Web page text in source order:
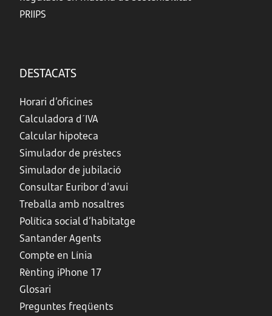
PRIIPS
DESTACATS
Horari d’oficines
Calculadora d´IVA
Calcular hipoteca
Simulador de préstecs
Simulador de jubilació
Consultar Euribor d'avui
Treballa amb nosaltres
Política social d’habitatge
Santander Agents
Compte en Línia
Rènting iPhone 17
Glosari
Preguntes freqüents